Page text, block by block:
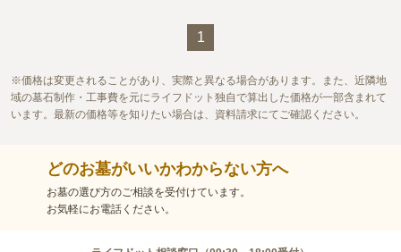
1
価格は変更されることがあり、実際と異なる場合があります。また、近隣地
域の墓石制作・工事費を元にライフドット独自で算出した価格が一部含まれて
います。最新の価格等を知りたい場合は、資料請求にてご確認ください。
どのお墓がいいかわからない方へ
お墓の選び方のご相談を受付けています。
お気軽にお電話ください。